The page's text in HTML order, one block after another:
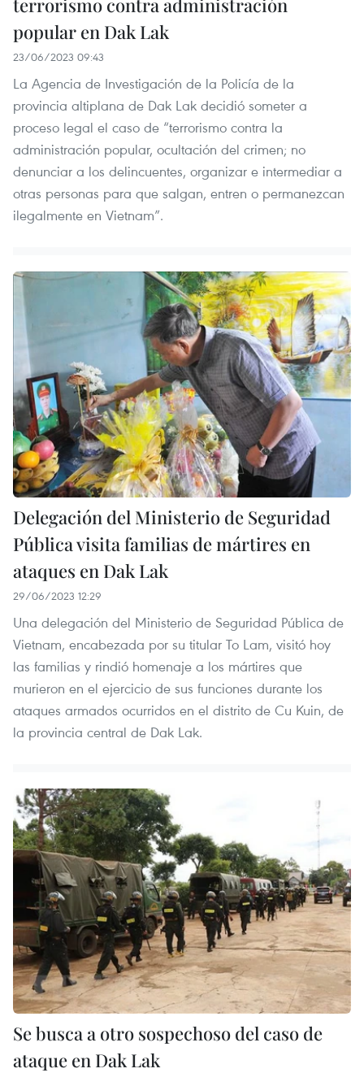
terrorismo contra administración
popular en Dak Lak
23/06/2023 09:43
La Agencia de Investigación de la Policía de la
provincia altiplana de Dak Lak decidió someter a
proceso legal el caso de “terrorismo contra la
administración popular, ocultación del crimen; no
denunciar a los delincuentes, organizar e intermediar a
otras personas para que salgan, entren o permanezcan
ilegalmente en Vietnam”.
Delegación del Ministerio de Seguridad
Pública visita familias de mártires en
ataques en Dak Lak
29/06/2023 12:29
Una delegación del Ministerio de Seguridad Pública de
Vietnam, encabezada por su titular To Lam, visitó hoy
las familias y rindió homenaje a los mártires que
murieron en el ejercicio de sus funciones durante los
ataques armados ocurridos en el distrito de Cu Kuin, de
la provincia central de Dak Lak.
Se busca a otro sospechoso del caso de
ataque en Dak Lak